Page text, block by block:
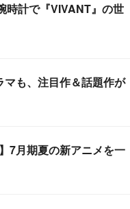
時計で『VIVANT』の世
も、注目作＆話題作が
7月期夏の新アニメを一